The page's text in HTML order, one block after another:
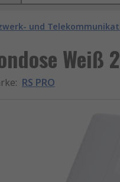
und
Weiß 2
: RS PRO